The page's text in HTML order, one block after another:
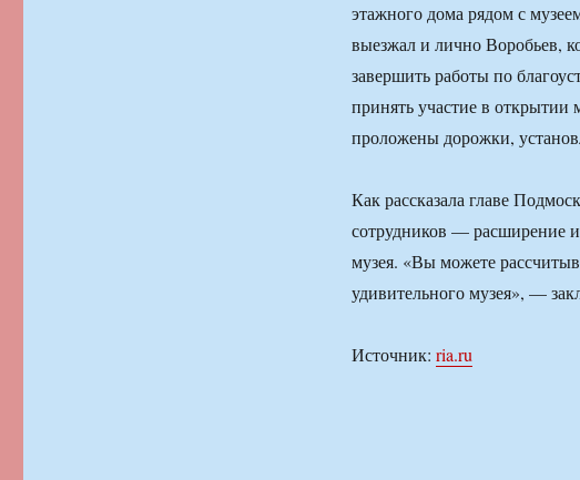
этажного дома рядом с
выезжал и лично Воробьев,
завершить работы по
принять участие в открытии
проложены дорожки,
Как рассказала главе
сотрудников — расширение
музея. «Вы можете
удивительного музея», —
Источник: ria.ru